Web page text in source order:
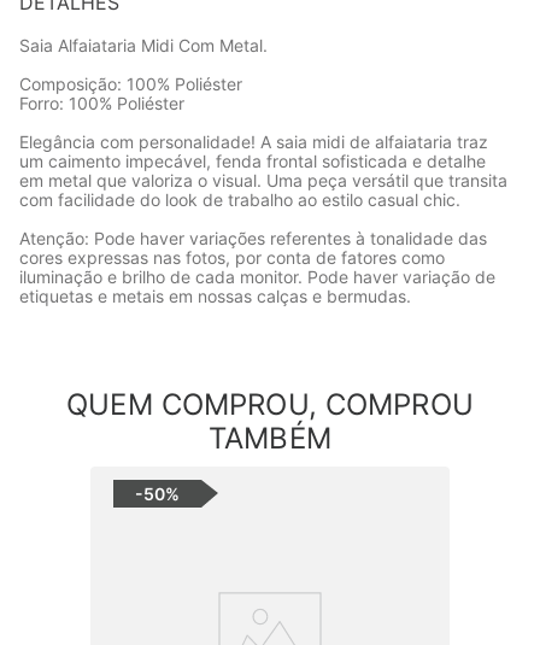
Saia Alfaiataria Midi Com Metal.
Composição: 100% Poliéster
Forro: 100% Poliéster
Elegância com personalidade! A saia midi de alfaiataria traz
um caimento impecável, fenda frontal sofisticada e detalhe
em metal que valoriza o visual. Uma peça versátil que transita
com facilidade do look de trabalho ao estilo casual chic.
Atenção: Pode haver variações referentes à tonalidade das
cores expressas nas fotos, por conta de fatores como
iluminação e brilho de cada monitor. Pode haver variação de
etiquetas e metais em nossas calças e bermudas.
QUEM COMPROU, COMPROU
TAMBÉM
-50%